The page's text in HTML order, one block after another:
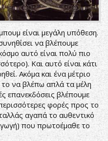
είναι μεγάλη υπόθεση.
να βλέπουμε
αυτό είναι πολύ πιο
Και αυτό είναι κάτι
Ακόμα και ένα μέτριο
να βλέπω απλά τα μέλη
επανεκδόσεις βλέπουμε
φορές προς το
αγαπά το αυθεντικό
που πρωτοέμαθε το